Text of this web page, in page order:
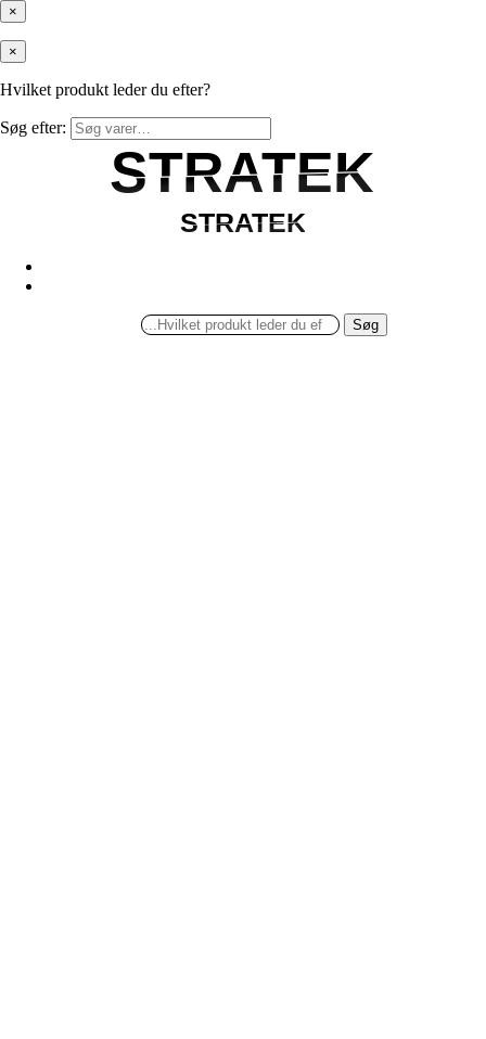
×
×
Hvilket produkt leder du efter?
Søg efter:
STRATEK
STRATEK
STRATEK
STRATEK
Søg